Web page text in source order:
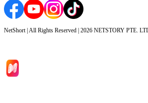
NetShort | All Rights Reserved | 2026 NETSTORY PTE.